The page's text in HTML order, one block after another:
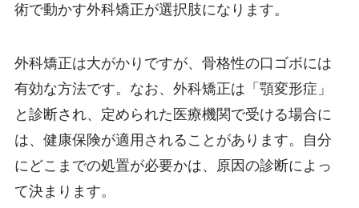
術で動かす外科矯正が選択肢になります。
外科矯正は大がかりですが、骨格性の口ゴボには
有効な方法です。なお、外科矯正は「顎変形症」
と診断され、定められた医療機関で受ける場合に
は、健康保険が適用されることがあります。自分
にどこまでの処置が必要かは、原因の診断によっ
て決まります。